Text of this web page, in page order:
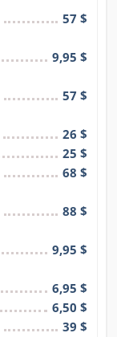
57 $
9,95 $
57 $
26 $
25 $
68 $
88 $
9,95 $
6,95 $
6,50 $
39 $